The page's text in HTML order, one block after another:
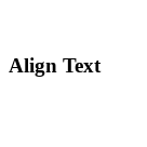
Align Text